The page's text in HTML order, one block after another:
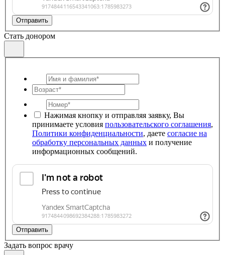
Отправить
Стать донором
Нажимая кнопку и отправляя заявку, Вы
принимаете условия пользовательского соглашения,
Политики конфиденциальности, даете согласие на
обработку персональных данных и получение
информационных сообщений.
Отправить
Задать вопрос врачу